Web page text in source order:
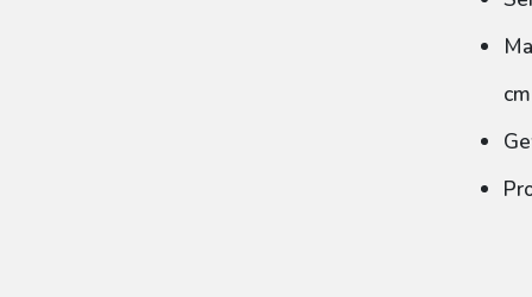
cm